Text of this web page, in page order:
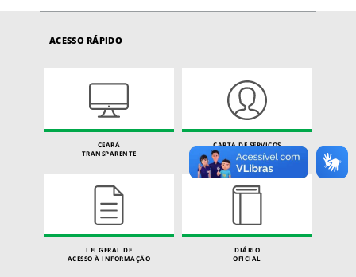
ACESSO RÁPIDO
CEARÁ
TRANSPARENTE
CARTA DE SERVIÇOS
DO CIDADÃO
LEI GERAL DE
ACESSO À INFORMAÇÃO
DIÁRIO
OFICIAL